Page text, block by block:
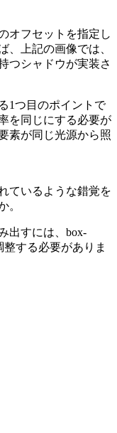
オフセットを指定し
、上記の画像では、
つシャドウが実装さ
1つ目のポイントで
を同じにする必要が
素が同じ光源から照
ているような錯覚を
。
出すには、 box-
する必要がありま